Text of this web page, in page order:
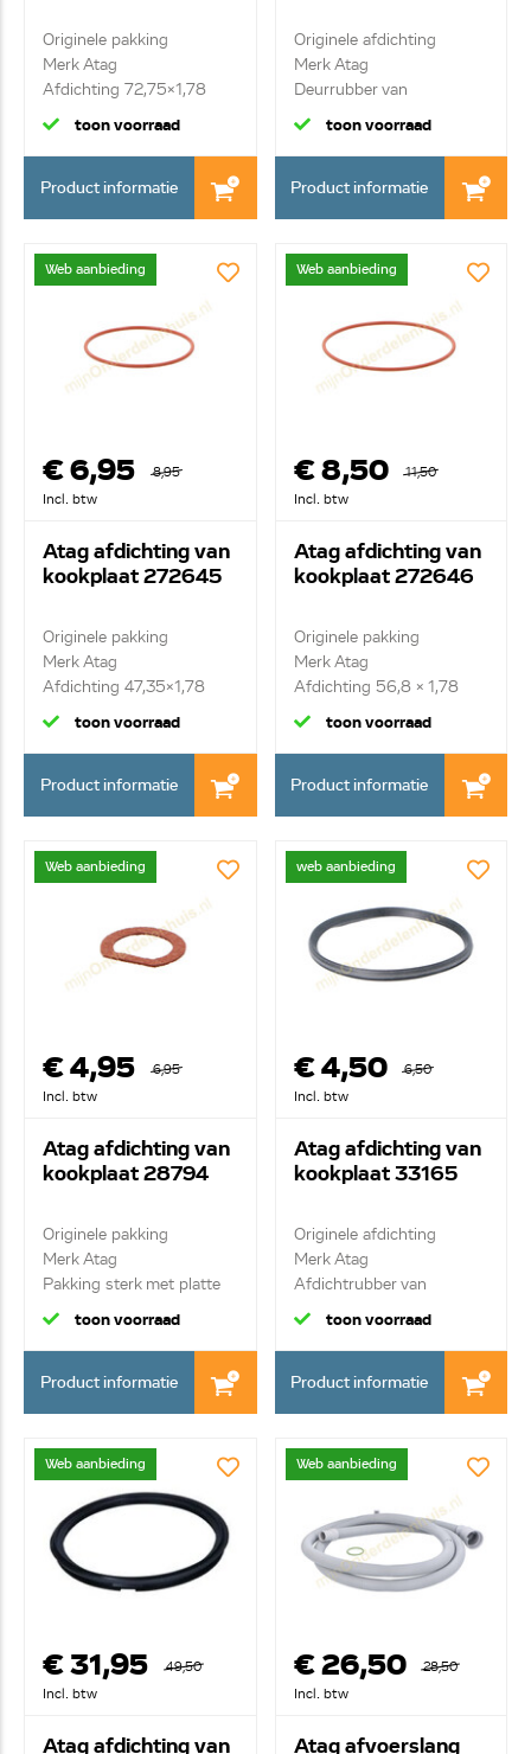
Originele pakking
Merk Atag
Afdichting 72,75x1,78
toon voorraad
Product informatie
Originele afdichting
Merk Atag
Deurrubber van
koelkastdeur
toon voorraad
Product informatie
Web aanbieding
€ 6,95
8,95
Incl. btw
Atag afdichting van
kookplaat 272645
Originele pakking
Merk Atag
Afdichting 47,35x1,78
toon voorraad
Product informatie
Web aanbieding
€ 8,50
11,50
Incl. btw
Atag afdichting van
kookplaat 272646
Originele pakking
Merk Atag
Afdichting 56,8 x 1,78
toon voorraad
Product informatie
Web aanbieding
€ 4,95
6,95
Incl. btw
Atag afdichting van
kookplaat 28794
Originele pakking
Merk Atag
Pakking sterk met platte
kant ...
toon voorraad
Product informatie
web aanbieding
€ 4,50
6,50
Incl. btw
Atag afdichting van
kookplaat 33165
Originele afdichting
Merk Atag
Afdichtrubber van
branderri...
toon voorraad
Product informatie
Web aanbieding
€ 31,95
49,50
Incl. btw
Atag afdichting van
Web aanbieding
€ 26,50
28,50
Incl. btw
Atag afvoerslang